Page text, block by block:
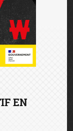
EN